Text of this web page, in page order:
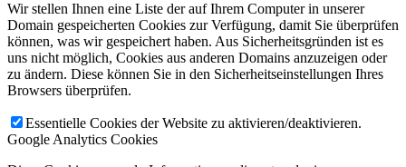
Wir stellen Ihnen eine Liste der auf Ihrem Computer in unserer
Domain gespeicherten Cookies zur Verfügung, damit Sie überprüfen
können, was wir gespeichert haben. Aus Sicherheitsgründen ist es
uns nicht möglich, Cookies aus anderen Domains anzuzeigen oder
zu ändern. Diese können Sie in den Sicherheitseinstellungen Ihres
Browsers überprüfen.
Essentielle Cookies der Website zu aktivieren/deaktivieren.
Google Analytics Cookies